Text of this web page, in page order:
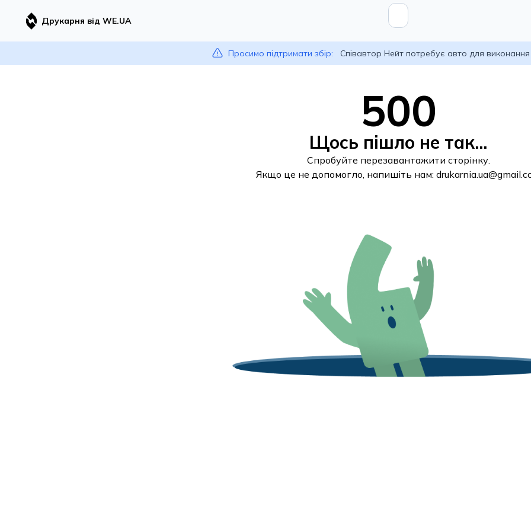
Друкарня від WE.UA
Просимо підтримати збір: Співавтор Нейт потребує авто для
500
Щось пішло не так...
Спробуйте перезавантажити сторінку.
Якщо це не допомогло, напишіть нам: